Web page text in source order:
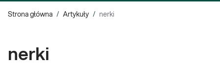
Strona główna / Artykuły / nerki
nerki